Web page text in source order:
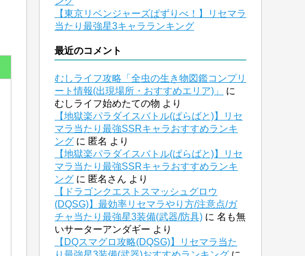
【東京リベンジャーズぱずりべ！】リセマラ
当たり最強星3キャラランキング
最近のコメント
むしライフ攻略「全虫の生き物図鑑コンプリ
ート情報(出現場所・おすすめエリア)」
に
むしライフ始めたての物 より
【地獄楽パラダイスバトル(ぱらばと)】リセ
マラ当たり最強SSRキャラおすすめランキ
ング に 匿名 より
【地獄楽パラダイスバトル(ぱらばと)】リセ
マラ当たり最強SSRキャラおすすめランキ
ング に 匿名さん より
【ドラゴンクエストスマッシュグロウ
(DQSG)】最効率リセマラやり方/注意点/ガ
チャ当たり最強星3装備(武器/防具) に 名も無
いサーターアンダギー より
【DQスマグロ攻略(DQSG)】リセマラ当た